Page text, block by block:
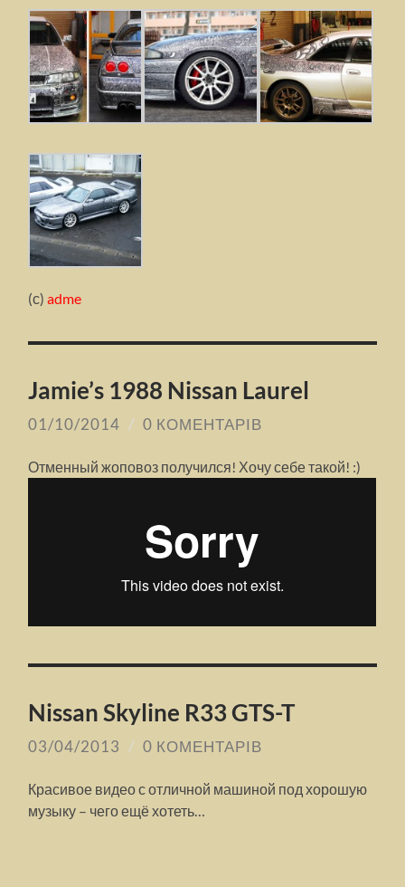
(с)adme
Jamie’s 1988 Nissan Laurel
01/10/2014 / 0 КОМЕНТАРІВ
Отменный жоповоз получился! Хочу себе такой! :)
Nissan Skyline R33 GTS-T
03/04/2013 / 0 КОМЕНТАРІВ
Красивое видео с отличной машиной под хорошую
музыку – чего ещё хотеть…